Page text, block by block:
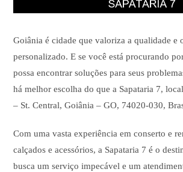
Goiânia é cidade que valoriza a qualidade e
personalizado. E se você está procurando
possa encontrar soluções para seus
há melhor escolha do que a Sapataria 7,
– St. Central, Goiânia – GO, 74020-030,
Com uma vasta experiência em conserto e
calçados e acessórios, a Sapataria 7 é o
busca um serviço impecável e um